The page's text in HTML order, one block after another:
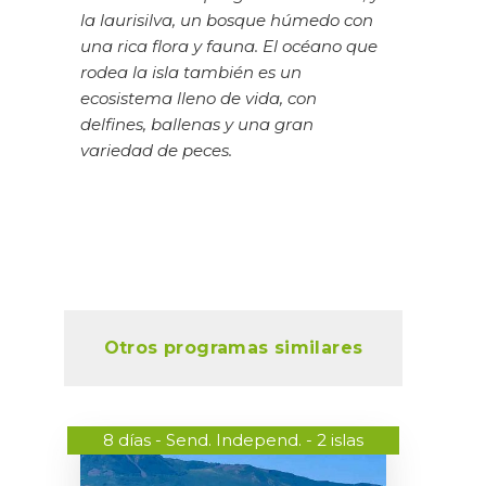
la laurisilva, un bosque húmedo con
una rica flora y fauna. El océano que
rodea la isla también es un
ecosistema lleno de vida, con
delfines, ballenas y una gran
variedad de peces.
Otros programas similares
8 días - Send. Independ. - 2 islas